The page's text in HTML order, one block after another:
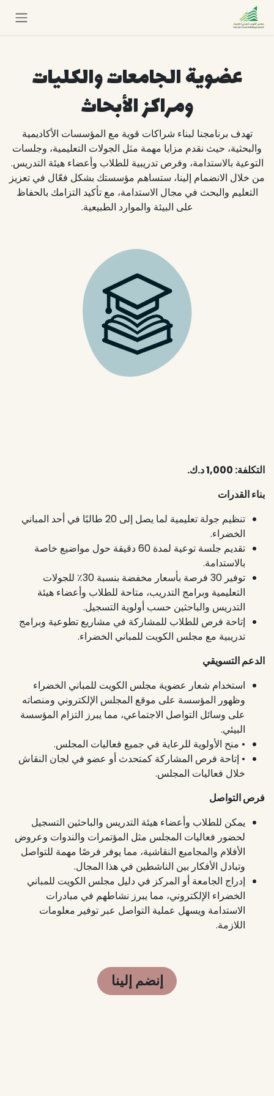
تخطي للذهاب إلى المحتوى
عضوية الجامعات والكليات
ومراكز الأبحاث
تهدف برنامجنا لبناء شراكات قوية مع المؤسسات الأكاديمية
والبحثية، حيث نقدم مزايا مهمة مثل الجولات التعليمية، وجلسات
التوعية بالاستدامة، وفرص تدريبية للطلاب وأعضاء هيئة التدريس.
من خلال الانضمام إلينا، ستساهم مؤسستك بشكل فعّال في تعزيز
التعليم والبحث في مجال الاستدامة، مع تأكيد التزامك بالحفاظ
على البيئة والموارد الطبيعية.
التكلفة: 1,000 د.ك.
بناء القدرات
تنظيم جولة تعليمية لما يصل إلى 20 طالبًا في أحد المباني
الخضراء.
تقديم جلسة توعية لمدة 60 دقيقة حول مواضيع خاصة
بالاستدامة.
توفير 30 فرصة بأسعار مخفضة بنسبة 30٪ للجولات
التعليمية وبرامج التدريب، متاحة للطلاب وأعضاء هيئة
التدريس والباحثين حسب أولوية التسجيل.
إتاحة فرص للطلاب للمشاركة في مشاريع تطوعية وبرامج
تدريبية مع مجلس الكويت للمباني الخضراء.
الدعم التسويقي
استخدام شعار عضوية مجلس الكويت للمباني الخضراء
وظهور المؤسسة على موقع المجلس الإلكتروني ومنصاته
على وسائل التواصل الاجتماعي، مما يبرز التزام المؤسسة
البيئي.
• منح الأولوية للرعاية في جميع فعاليات المجلس.
• إتاحة فرص المشاركة كمتحدث أو عضو في لجان النقاش
خلال فعاليات المجلس.
فرص التواصل
يمكن للطلاب وأعضاء هيئة التدريس والباحثين التسجيل
لحضور فعاليات المجلس مثل المؤتمرات والندوات وعروض
الأفلام والمجاميع النقاشية، مما يوفر فرصًا مهمة للتواصل
وتبادل الأفكار بين الناشطين في هذا المجال.
إدراج الجامعة أو المركز في دليل مجلس الكويت للمباني
الخضراء الإلكتروني، مما يبرز نشاطهم في مبادرات
الاستدامة ويسهل عملية التواصل عبر توفير معلومات
اللازمة.
إنضم إلينا